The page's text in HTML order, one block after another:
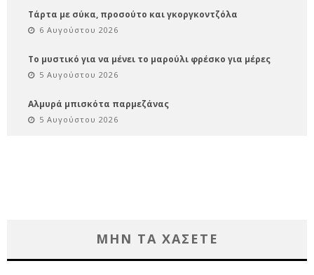
Τάρτα με σύκα, προσούτο και γκοργκοντζόλα
6 Αυγούστου 2026
Το μυστικό για να μένει το μαρούλι φρέσκο για μέρες
5 Αυγούστου 2026
Αλμυρά μπισκότα παρμεζάνας
5 Αυγούστου 2026
ΜΗΝ ΤΑ ΧΑΣΕΤΕ